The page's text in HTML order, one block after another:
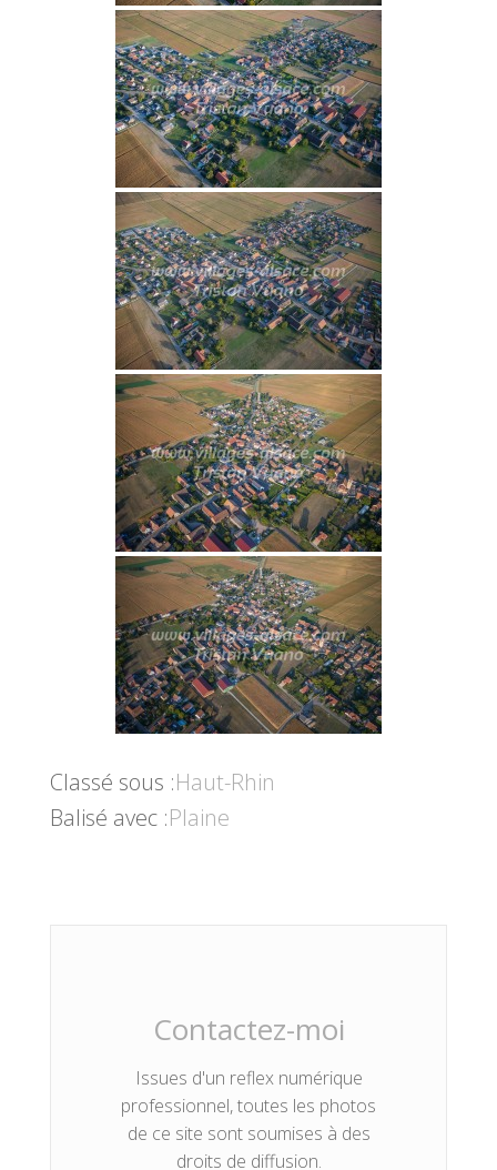
Classé sous :Haut-Rhin
Balisé avec :Plaine
Contactez-moi
Issues d'un reflex numérique
professionnel, toutes les photos
de ce site sont soumises à des
droits de diffusion.